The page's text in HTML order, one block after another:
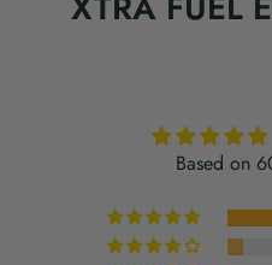
Based on